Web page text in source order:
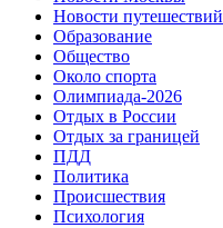
Новости путешествий
Образование
Общество
Около спорта
Олимпиада-2026
Отдых в России
Отдых за границей
ПДД
Политика
Происшествия
Психология